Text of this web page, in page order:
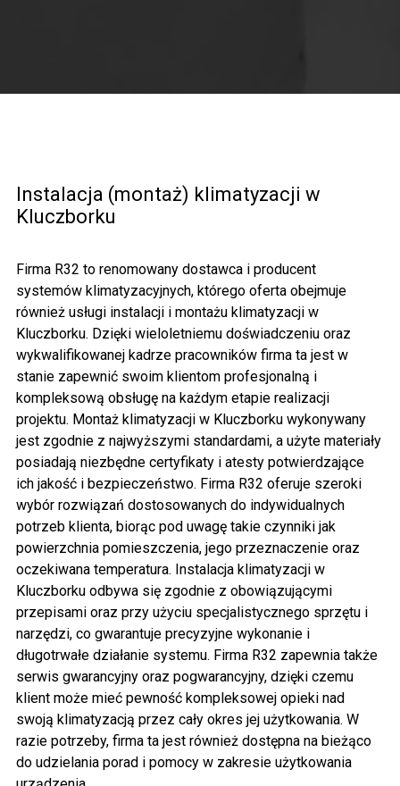
Instalacja (montaż) klimatyzacji w
Kluczborku
Firma R32 to renomowany dostawca i producent
systemów klimatyzacyjnych, którego oferta obejmuje
również usługi instalacji i montażu klimatyzacji w
Kluczborku. Dzięki wieloletniemu doświadczeniu oraz
wykwalifikowanej kadrze pracowników firma ta jest w
stanie zapewnić swoim klientom profesjonalną i
kompleksową obsługę na każdym etapie realizacji
projektu. Montaż klimatyzacji w Kluczborkuwykonywany
jest zgodnie z najwyższymi standardami, a użyte materiały
posiadają niezbędne certyfikaty i atesty potwierdzające
ich jakość i bezpieczeństwo. Firma R32 oferuje szeroki
wybór rozwiązań dostosowanych do indywidualnych
potrzeb klienta, biorąc pod uwagę takie czynniki jak
powierzchnia pomieszczenia, jego przeznaczenie oraz
oczekiwana temperatura. Instalacja klimatyzacji w
Kluczborkuodbywa się zgodnie z obowiązującymi
przepisami oraz przy użyciu specjalistycznego sprzętu i
narzędzi, co gwarantuje precyzyjne wykonanie i
długotrwałe działanie systemu. Firma R32 zapewnia także
serwis gwarancyjny oraz pogwarancyjny, dzięki czemu
klient może mieć pewność kompleksowej opieki nad
swoją klimatyzacją przez cały okres jej użytkowania. W
razie potrzeby, firma ta jest również dostępna na bieżąco
do udzielania porad i pomocy w zakresie użytkowania